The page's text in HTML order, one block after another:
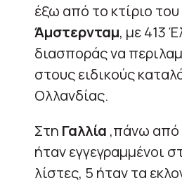
έξω από το κτίριο
Άμστερνταμ, με 413
διασποράς να
στους ειδικούς
Ολλανδίας.
Στη Γαλλία ,πάνω από
ήταν εγγεγραμμένοι
λίστες, 5 ήταν τα